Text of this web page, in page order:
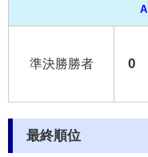
準決勝勝者 0
最終順位